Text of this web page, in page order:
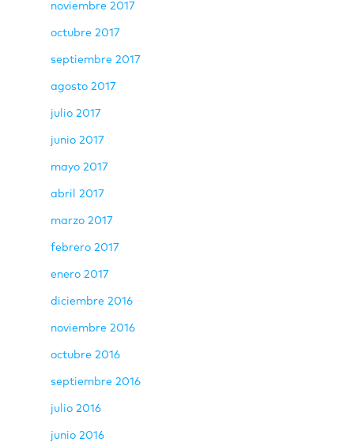
noviembre 2017
octubre 2017
septiembre 2017
agosto 2017
julio 2017
junio 2017
mayo 2017
abril 2017
marzo 2017
febrero 2017
enero 2017
diciembre 2016
noviembre 2016
octubre 2016
septiembre 2016
julio 2016
junio 2016